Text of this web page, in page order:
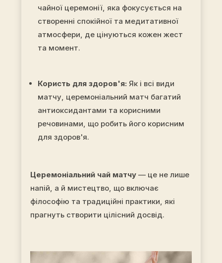
чайної церемонії, яка фокусується на
створенні спокійної та медитативної
атмосфери, де цінуються кожен жест
та момент.
Користь для здоров'я: Як і всі види
матчу, церемоніальний матч багатий
антиоксидантами та корисними
речовинами, що робить його корисним
для здоров'я.
Церемоніальний чай матчу— це не лише
напій, а й мистецтво, що включає
філософію та традиційні практики, які
прагнуть створити цілісний досвід.